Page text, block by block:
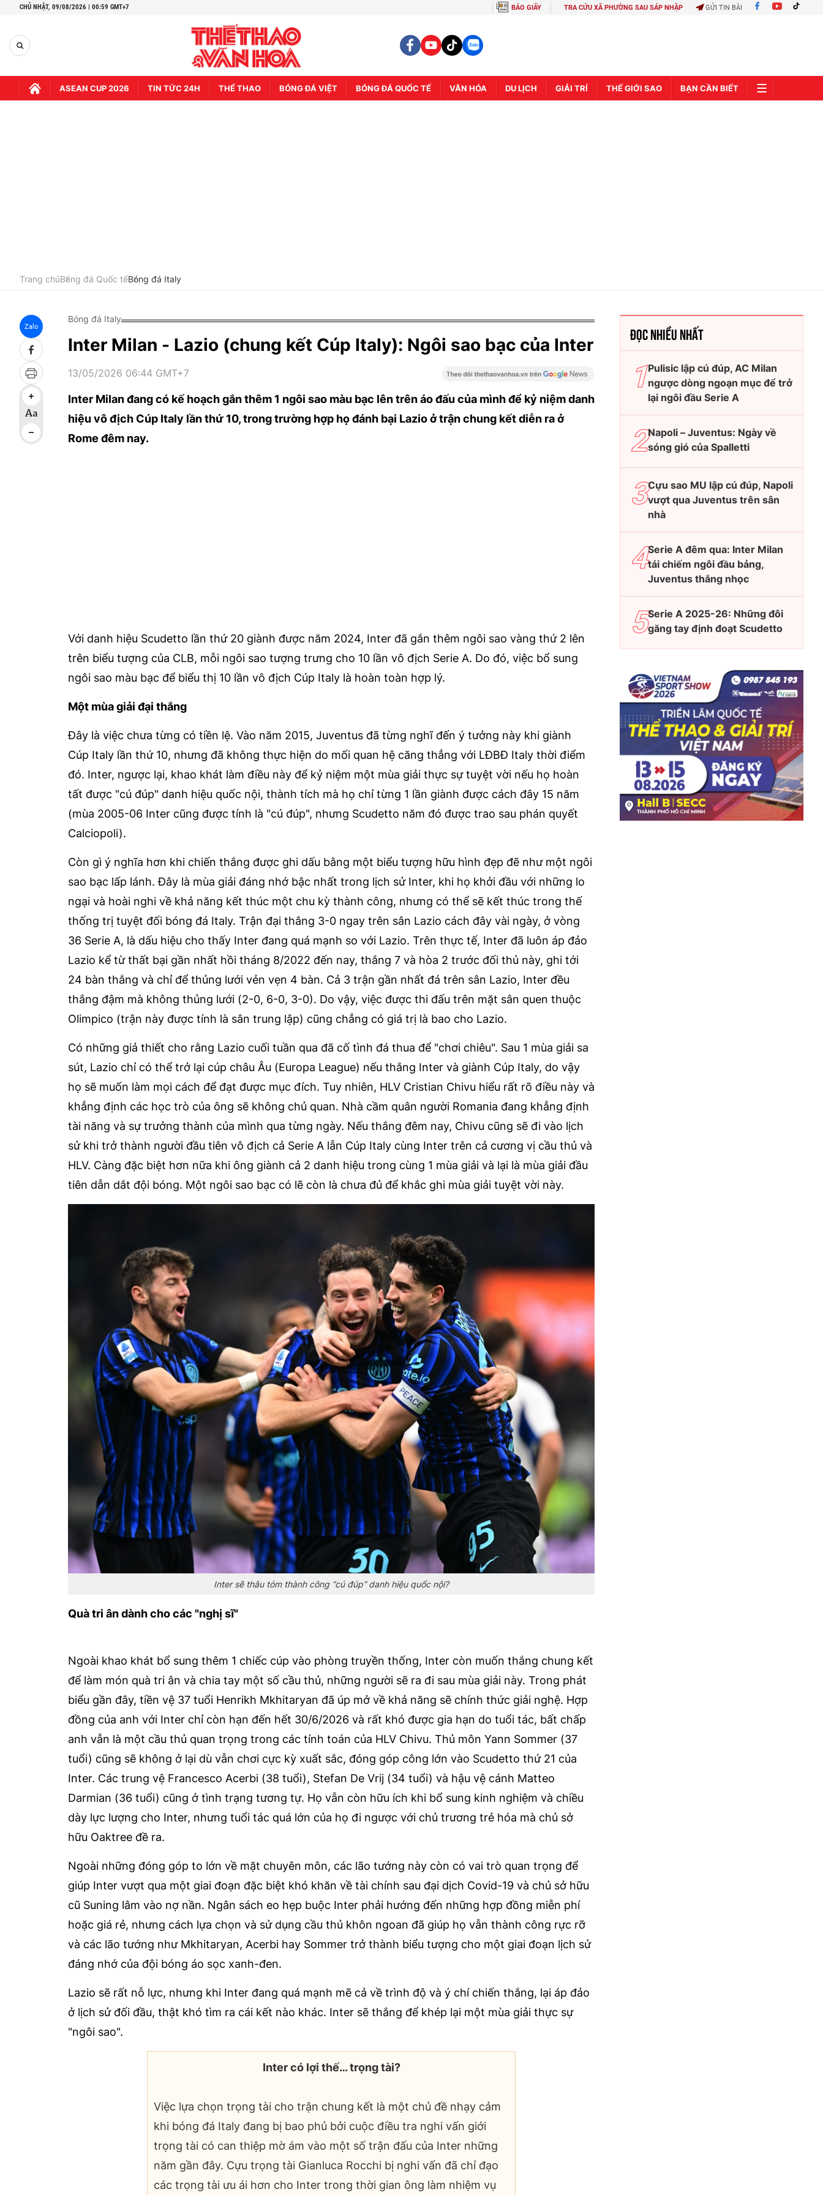
CHỦ NHẬT, 09/08/2026 | 00:59 GMT+7 BÁO GIẤY TRA CỨU XÃ PHƯỜNG SAU SÁP NHẬP GỬI TIN BÀI
ASEAN CUP 2026 TIN TỨC 24H THỂ THAO BÓNG ĐÁ VIỆT BÓNG ĐÁ QUỐC TẾ VĂN HÓA DU LỊCH GIẢI TRÍ THẾ GIỚI SAO BẠN CẦN BIẾT
Trang chủBóng đá Quốc tếBóng đá Italy
Zalo
Bóng đá Italy
Inter Milan - Lazio (chung kết Cúp Italy): Ngôi sao bạc của Inter
13/05/2026 06:44 GMT+7
Inter Milan đang có kế hoạch gắn thêm 1 ngôi sao màu bạc lên trên áo đấu của mình để kỷ niệm danh
hiệu vô địch Cúp Italy lần thứ 10, trong trường hợp họ đánh bại Lazio ở trận chung kết diễn ra ở
Rome đêm nay.
Với danh hiệu Scudetto lần thứ 20 giành được năm 2024, Inter đã gắn thêm ngôi sao vàng thứ 2 lên
trên biểu tượng của CLB, mỗi ngôi sao tượng trưng cho 10 lần vô địch Serie A. Do đó, việc bổ sung
ngôi sao màu bạc để biểu thị 10 lần vô địch Cúp Italy là hoàn toàn hợp lý.
Một mùa giải đại thắng
Đây là việc chưa từng có tiền lệ. Vào năm 2015, Juventus đã từng nghĩ đến ý tưởng này khi giành
Cúp Italy lần thứ 10, nhưng đã không thực hiện do mối quan hệ căng thẳng với LĐBĐ Italy thời điểm
đó. Inter, ngược lại, khao khát làm điều này để kỷ niệm một mùa giải thực sự tuyệt vời nếu họ hoàn
tất được "cú đúp" danh hiệu quốc nội, thành tích mà họ chỉ từng 1 lần giành được cách đây 15 năm
(mùa 2005-06 Inter cũng được tính là "cú đúp", nhưng Scudetto năm đó được trao sau phán quyết
Calciopoli).
Còn gì ý nghĩa hơn khi chiến thắng được ghi dấu bằng một biểu tượng hữu hình đẹp đẽ như một ngôi
sao bạc lấp lánh. Đây là mùa giải đáng nhớ bậc nhất trong lịch sử Inter, khi họ khởi đầu với những lo
ngại và hoài nghi về khả năng kết thúc một chu kỳ thành công, nhưng có thể sẽ kết thúc trong thế
thống trị tuyệt đối bóng đá Italy. Trận đại thắng 3-0 ngay trên sân Lazio cách đây vài ngày, ở vòng
36 Serie A, là dấu hiệu cho thấy Inter đang quá mạnh so với Lazio. Trên thực tế, Inter đã luôn áp đảo
Lazio kể từ thất bại gần nhất hồi tháng 8/2022 đến nay, thắng 7 và hòa 2 trước đối thủ này, ghi tới
24 bàn thắng và chỉ để thủng lưới vẻn vẹn 4 bàn. Cả 3 trận gần nhất đá trên sân Lazio, Inter đều
thắng đậm mà không thủng lưới (2-0, 6-0, 3-0). Do vậy, việc được thi đấu trên mặt sân quen thuộc
Olimpico (trận này được tính là sân trung lập) cũng chẳng có giá trị là bao cho Lazio.
Có những giả thiết cho rằng Lazio cuối tuần qua đã cố tình đá thua để "chơi chiêu". Sau 1 mùa giải sa
sút, Lazio chỉ có thể trở lại cúp châu Âu (Europa League) nếu thắng Inter và giành Cúp Italy, do vậy
họ sẽ muốn làm mọi cách để đạt được mục đích. Tuy nhiên, HLV Cristian Chivu hiểu rất rõ điều này và
khẳng định các học trò của ông sẽ không chủ quan. Nhà cầm quân người Romania đang khẳng định
tài năng và sự trưởng thành của mình qua từng ngày. Nếu thắng đêm nay, Chivu cũng sẽ đi vào lịch
sử khi trở thành người đầu tiên vô địch cả Serie A lẫn Cúp Italy cùng Inter trên cả cương vị cầu thủ và
HLV. Càng đặc biệt hơn nữa khi ông giành cả 2 danh hiệu trong cùng 1 mùa giải và lại là mùa giải đầu
tiên dẫn dắt đội bóng. Một ngôi sao bạc có lẽ còn là chưa đủ để khắc ghi mùa giải tuyệt vời này.
Inter sẽ thâu tóm thành công “cú đúp” danh hiệu quốc nội?
Quà tri ân dành cho các "nghị sĩ"
Ngoài khao khát bổ sung thêm 1 chiếc cúp vào phòng truyền thống, Inter còn muốn thắng chung kết
để làm món quà tri ân và chia tay một số cầu thủ, những người sẽ ra đi sau mùa giải này. Trong phát
biểu gần đây, tiền vệ 37 tuổi Henrikh Mkhitaryan đã úp mở về khả năng sẽ chính thức giải nghệ. Hợp
đồng của anh với Inter chỉ còn hạn đến hết 30/6/2026 và rất khó được gia hạn do tuổi tác, bất chấp
anh vẫn là một cầu thủ quan trọng trong các tính toán của HLV Chivu. Thủ môn Yann Sommer (37
tuổi) cũng sẽ không ở lại dù vẫn chơi cực kỳ xuất sắc, đóng góp công lớn vào Scudetto thứ 21 của
Inter. Các trung vệ Francesco Acerbi (38 tuổi), Stefan De Vrij (34 tuổi) và hậu vệ cánh Matteo
Darmian (36 tuổi) cũng ở tình trạng tương tự. Họ vẫn còn hữu ích khi bổ sung kinh nghiệm và chiều
dày lực lượng cho Inter, nhưng tuổi tác quá lớn của họ đi ngược với chủ trương trẻ hóa mà chủ sở
hữu Oaktree đề ra.
Ngoài những đóng góp to lớn về mặt chuyên môn, các lão tướng này còn có vai trò quan trọng để
giúp Inter vượt qua một giai đoạn đặc biệt khó khăn về tài chính sau đại dịch Covid-19 và chủ sở hữu
cũ Suning lâm vào nợ nần. Ngân sách eo hẹp buộc Inter phải hướng đến những hợp đồng miễn phí
hoặc giá rẻ, nhưng cách lựa chọn và sử dụng cầu thủ khôn ngoan đã giúp họ vẫn thành công rực rỡ
và các lão tướng như Mkhitaryan, Acerbi hay Sommer trở thành biểu tượng cho một giai đoạn lịch sử
đáng nhớ của đội bóng áo sọc xanh-đen.
Lazio sẽ rất nỗ lực, nhưng khi Inter đang quá mạnh mẽ cả về trình độ và ý chí chiến thắng, lại áp đảo
ở lịch sử đối đầu, thật khó tìm ra cái kết nào khác. Inter sẽ thắng để khép lại một mùa giải thực sự
"ngôi sao".
Inter có lợi thế… trọng tài?
Việc lựa chọn trọng tài cho trận chung kết là một chủ đề nhạy cảm
khi bóng đá Italy đang bị bao phủ bởi cuộc điều tra nghi vấn giới
trọng tài có can thiệp mờ ám vào một số trận đấu của Inter những
năm gần đây. Cựu trọng tài Gianluca Rocchi bị nghi vấn đã chỉ đạo
các trọng tài ưu ái hơn cho Inter trong thời gian ông làm nhiệm vụ
ĐỌC NHIỀU NHẤT
Pulisic lập cú đúp, AC Milan
ngược dòng ngoạn mục để trở
lại ngôi đầu Serie A
Napoli – Juventus: Ngày về
sóng gió của Spalletti
Cựu sao MU lập cú đúp, Napoli
vượt qua Juventus trên sân
nhà
Serie A đêm qua: Inter Milan
tái chiếm ngôi đầu bảng,
Juventus thắng nhọc
Serie A 2025-26: Những đôi
găng tay định đoạt Scudetto